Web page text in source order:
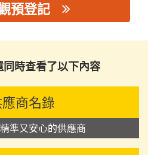
預登記
同時查看了以下內容
商名錄
準又安心的供應商